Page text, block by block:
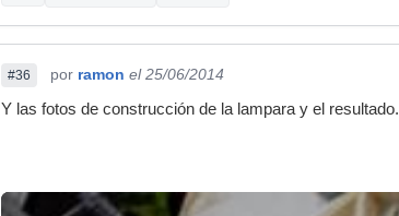
#36 por ramon el 25/06/2014
Y las fotos de construcción de la lampara y el resultado.